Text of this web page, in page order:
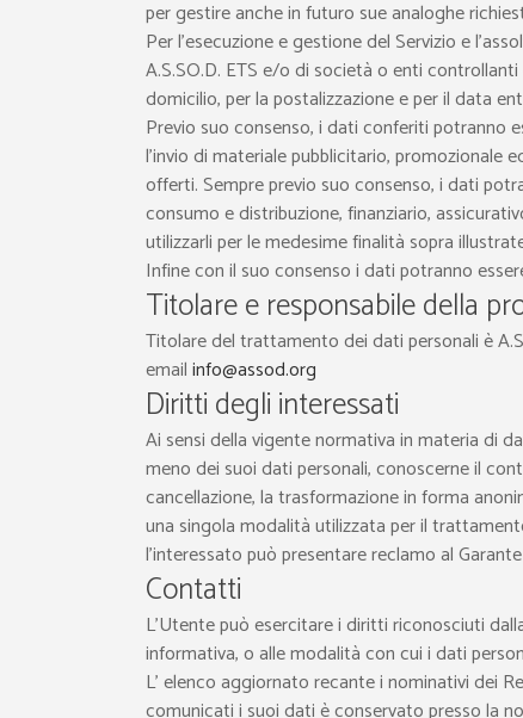
per gestire anche in futuro sue analoghe
Per l’esecuzione e gestione del Servizio e
A.S.SO.D. ETS e/o di società o enti
domicilio, per la postalizzazione e per il data
Previo suo consenso, i dati conferiti potranno
l’invio di materiale pubblicitario,
offerti. Sempre previo suo consenso, i dati
consumo e distribuzione, finanziario,
utilizzarli per le medesime finalità sopra
Infine con il suo consenso i dati potranno
Titolare e responsabile della
Titolare del trattamento dei dati personali è
emailinfo@assod.org
Diritti degli interessati
Ai sensi della vigente normativa in materia di
meno dei suoi dati personali, conoscerne il
cancellazione, la trasformazione in forma
una singola modalità utilizzata per il
l’interessato può presentare reclamo al
Contatti
L’Utente può esercitare i diritti riconosciuti
informativa, o alle modalità con cui i dati
L’ elenco aggiornato recante i nominativi dei
comunicati i suoi dati è conservato presso la